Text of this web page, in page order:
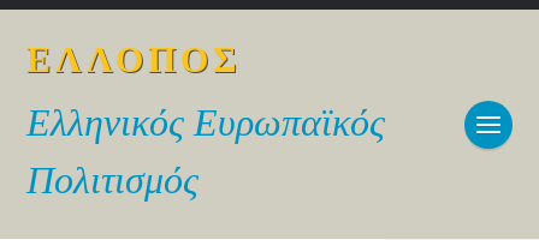
ΕΛΛΟΠΟΣ
Ελληνικός Ευρωπαϊκός
Πολιτισμός